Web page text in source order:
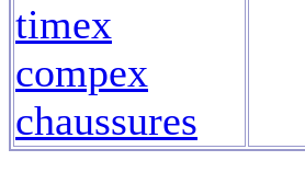
timex
compex
chaussures